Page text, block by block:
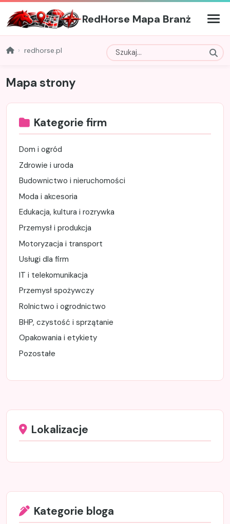
RedHorse Mapa Branż
redhorse.pl
Mapa strony
Kategorie firm
Dom i ogród
Zdrowie i uroda
Budownictwo i nieruchomości
Moda i akcesoria
Edukacja, kultura i rozrywka
Przemysł i produkcja
Motoryzacja i transport
Usługi dla firm
IT i telekomunikacja
Przemysł spożywczy
Rolnictwo i ogrodnictwo
BHP, czystość i sprzątanie
Opakowania i etykiety
Pozostałe
Lokalizacje
Kategorie bloga